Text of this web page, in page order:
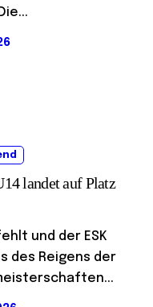
landet auf Platz
und der ESK
des Reigens der